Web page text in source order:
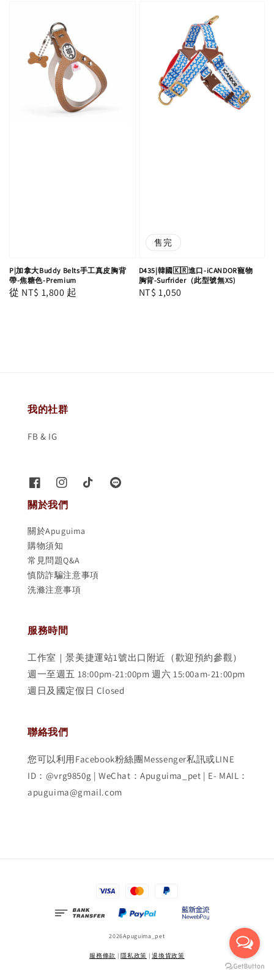
P|加拿大Buddy Belts手工真皮胸背
帶-焦糖色-Premium
Regular
從 NT$ 1,800 起
售完
D435|韓國🇰🇷進口-iCANDOR寵物
胸背-Surfrider（此型號無XS)
Regular
NT$ 1,050
我的社群
FB & IG
關於我們
關於Apuguima
購物須知
常見問題Q&A
慎防詐騙注意事項
洗滌注意事項
服務時間
工作室｜景美捷運站1號出口附近（歡迎預約參觀）
週一至週五 18:00pm-21:00pm 週六 15:00am-21:00pm
週日及國定假日 Closed
聯絡我們
您可以利用Facebook粉絲團Messenger私訊或LINE
ID：@vrg9850g | WeChat：Apuguima_pet | E- MAIL：
apuguima@gmail.com
2026Apuguima_pet
服務條款 |隱私政策 |退換貨政策